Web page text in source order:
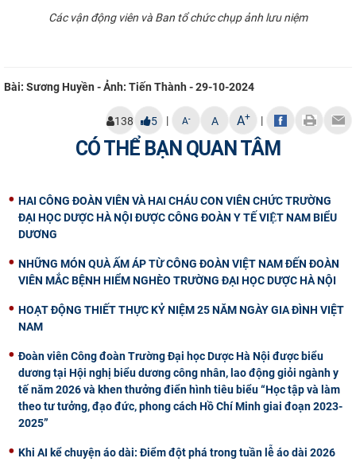
Các vận động viên và Ban tổ chức chụp ảnh lưu niệm
Bài: Sương Huyền - Ảnh: Tiến Thành - 29-10-2024
138 5 | A- A A+ |
CÓ THỂ BẠN QUAN TÂM
HAI CÔNG ĐOÀN VIÊN VÀ HAI CHÁU CON VIÊN CHỨC TRƯỜNG
ĐẠI HỌC DƯỢC HÀ NỘI ĐƯỢC CÔNG ĐOÀN Y TẾ VIỆT NAM BIỂU
DƯƠNG
NHỮNG MÓN QUÀ ẤM ÁP TỪ CÔNG ĐOÀN VIỆT NAM ĐẾN ĐOÀN
VIÊN MẮC BỆNH HIỂM NGHÈO TRƯỜNG ĐẠI HỌC DƯỢC HÀ NỘI
HOẠT ĐỘNG THIẾT THỰC KỶ NIỆM 25 NĂM NGÀY GIA ĐÌNH VIỆT
NAM
Đoàn viên Công đoàn Trường Đại học Dược Hà Nội được biểu
dương tại Hội nghị biểu dương công nhân, lao động giỏi ngành y
tế năm 2026 và khen thưởng điển hình tiêu biểu “Học tập và làm
theo tư tưởng, đạo đức, phong cách Hồ Chí Minh giai đoạn 2023-
2025”
Khi AI kể chuyện áo dài: Điểm đột phá trong tuần lễ áo dài 2026